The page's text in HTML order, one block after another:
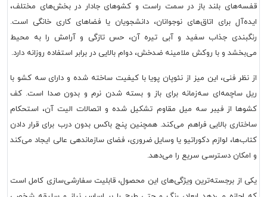
قفسه‌های بلند باز در سمت راست و کشوهای جادار در بخش‌های مختلف،
ایده‌آل برای اتاق‌های نوجوانان، دانشجویان یا فضاهای کاری خانگی است.
رنگبندی جذاب سفید و آبی تیره آن، حس تازگی و آرامش را به محیط
می‌بخشد و با روکش ملامینه ضدخش، دوام بالایی در برابر استفاده روزانه دارد.
از نظر فنی، این میز از نئوپان پویا با کیفیت ساخته شده و دارای سه کشو با
ریل ساچمه‌ای سه‌زمانه برای باز و بسته شدن نرم و بدون صدا است. کف
کشوها از فیبر سه میل مقاوم تشکیل شده و اتصالات الیت آن، استحکام
ساختاری بالایی فراهم می‌کند. همچنین پنج باکس بدون درب برای قرار دادن
کتاب‌ها، لوازم دکوراتیو یا وسایل ضروری، فضای سازماندهی عالی ایجاد می‌کند
و امکان دسترسی سریع را می‌دهد.
یکی از برجسته‌ترین ویژگی‌های این محصول، قابلیت سفارشی‌سازی کامل است